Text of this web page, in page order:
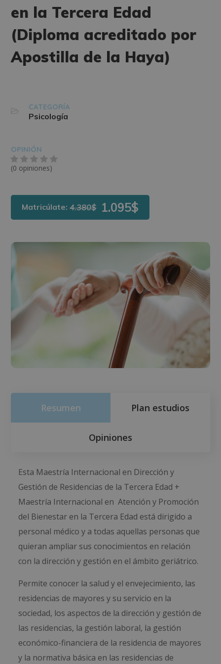
en la Tercera Edad
(Diploma acreditado por
Apostilla de la Haya)
CATEGORÍA
Psicología
OPINIÓN
(0 opiniones)
Matricúlate:4.380$ 1.095$
Resumen Plan estudios
Opiniones
Esta Maestría Internacional en Dirección y
Gestión de Residencias de la Tercera Edad +
Maestría Internacional en Atención y Promoción
del Bienestar en la Tercera Edad está dirigido a
personal médico y a todas aquellas personas que
quieran ampliar sus conocimientos en relación
con la dirección y gestión en el ámbito geriátrico.
Permite conocer la salud y el envejecimiento, las
residencias de mayores y su servicio en la
sociedad, los aspectos de la dirección y gestión de
las residencias, la gestión laboral, la gestión
económico-financiera de la residencia de mayores
y la normativa básica en las residencias de